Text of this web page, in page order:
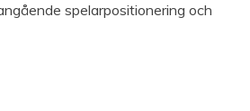
spelarpositionering och